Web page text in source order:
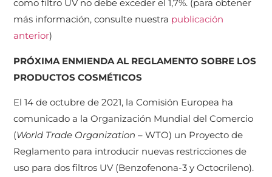
como filtro UV no debe exceder el 1,7%. (para obtener
más información, consulte nuestra publicación
anterior)
PRÓXIMA ENMIENDA AL REGLAMENTO SOBRE LOS
PRODUCTOS COSMÉTICOS
El 14 de octubre de 2021, la Comisión Europea ha
comunicado a la Organización Mundial del Comercio
(World Trade Organization – WTO) un Proyecto de
Reglamento para introducir nuevas restricciones de
uso para dos filtros UV (Benzofenona-3 y Octocrileno).